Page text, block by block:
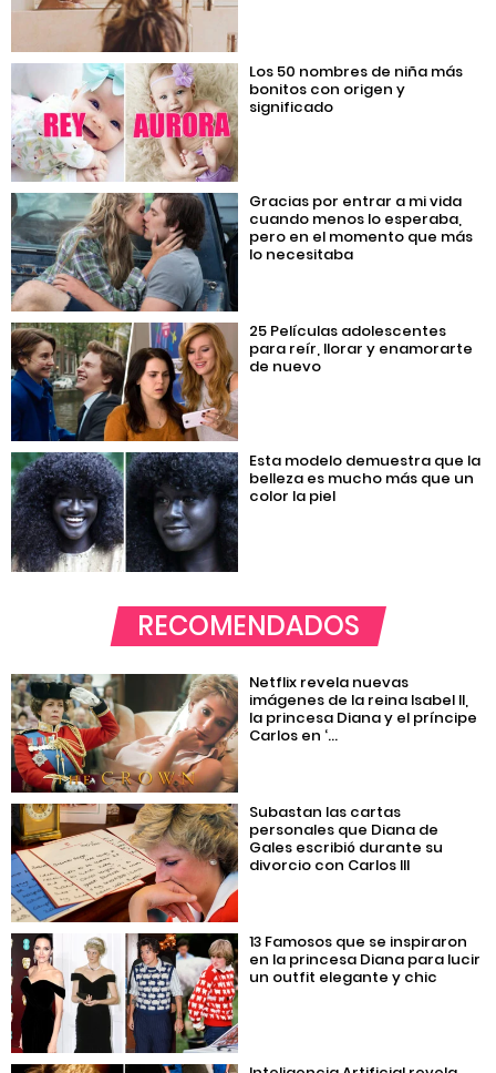
Los 50 nombres de niña más
bonitos con origen y
significado
Gracias por entrar a mi vida
cuando menos lo esperaba,
pero en el momento que más
lo necesitaba
25 Películas adolescentes
para reír, llorar y enamorarte
de nuevo
Esta modelo demuestra que la
belleza es mucho más que un
color la piel
RECOMENDADOS
Netflix revela nuevas
imágenes de la reina Isabel II,
la princesa Diana y el príncipe
Carlos en ‘...
Subastan las cartas
personales que Diana de
Gales escribió durante su
divorcio con Carlos III
13 Famosos que se inspiraron
en la princesa Diana para lucir
un outfit elegante y chic